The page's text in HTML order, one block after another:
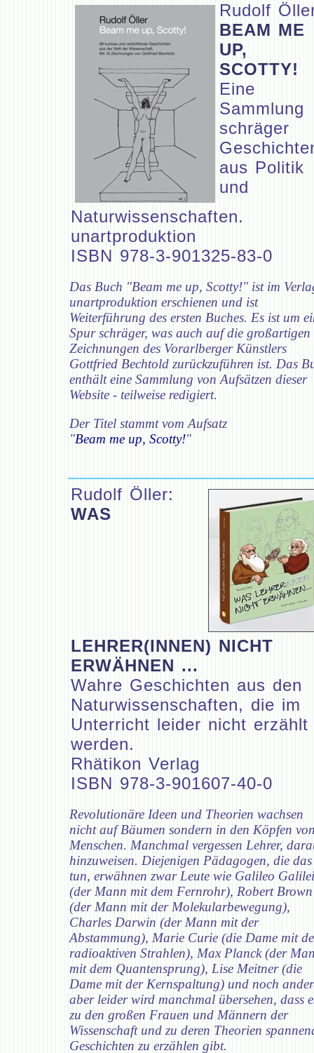
Rudolf
BEAM ME
UP,
SCOTTY!
Eine
Sammlung
schräger
aus Politik
und
Naturwissenschaften.
unartproduktion
ISBN 978-3-901325-83-0
Das Buch "Beam me up, Scotty!" ist im
unartproduktion erschienen und ist
Weiterführung des ersten Buches. Es ist um
Spur schräger, was auch auf die großartigen
Zeichnungen des Vorarlberger Künstlers
Gottfried Bechtold zurückzuführen ist. Das
enthält eine Sammlung von Aufsätzen dieser
Website - teilweise redigiert.
Der Titel stammt vom Aufsatz
"Beam me up, Scotty!"
Rudolf Öller:
WAS
LEHRER(INNEN) NICHT
ERWÄHNEN ...
Wahre Geschichten aus den
Naturwissenschaften, die im
Unterricht leider nicht erzählt
werden.
Rhätikon Verlag
ISBN 978-3-901607-40-0
Revolutionäre Ideen und Theorien wachsen
nicht auf Bäumen sondern in den Köpfen
Menschen. Manchmal vergessen Lehrer,
hinzuweisen. Diejenigen Pädagogen, die das
tun, erwähnen zwar Leute wie Galileo Galilei
(der Mann mit dem Fernrohr), Robert Brown
(der Mann mit der Molekularbewegung),
Charles Darwin (der Mann mit der
Abstammung), Marie Curie (die Dame mit
radioaktiven Strahlen), Max Planck (der
mit dem Quantensprung), Lise Meitner (die
Dame mit der Kernspaltung) und noch
aber leider wird manchmal übersehen, dass
zu den großen Frauen und Männern der
Wissenschaft und zu deren Theorien
Geschichten zu erzählen gibt.